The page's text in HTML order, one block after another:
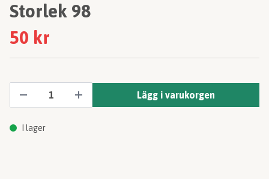
Storlek 98
50 kr
Lägg i varukorgen
I lager